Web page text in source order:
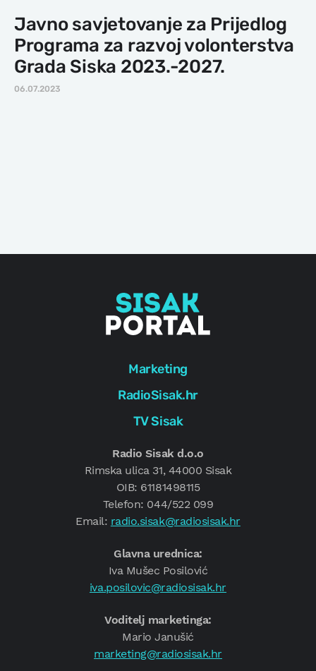
Javno savjetovanje za Prijedlog
Programa za razvoj volonterstva
Grada Siska 2023.-2027.
06.07.2023
Marketing
RadioSisak.hr
TV Sisak
Radio Sisak d.o.o
Rimska ulica 31, 44000 Sisak
OIB: 61181498115
Telefon: 044/522 099
Email: radio.sisak@radiosisak.hr
Glavna urednica:
Iva Mušec Posilović
iva.posilovic@radiosisak.hr
Voditelj marketinga:
Mario Janušić
marketing@radiosisak.hr